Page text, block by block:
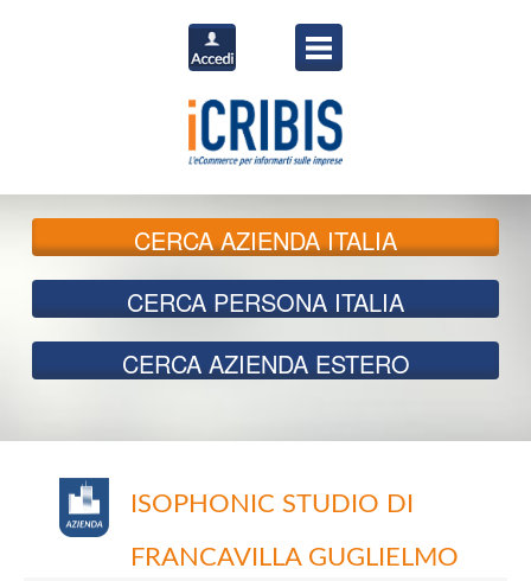
CERCAAZIENDA ITALIA
CERCA PERSONA ITALIA
CERCA AZIENDA ESTERO
ISOPHONIC STUDIO DI
FRANCAVILLA GUGLIELMO